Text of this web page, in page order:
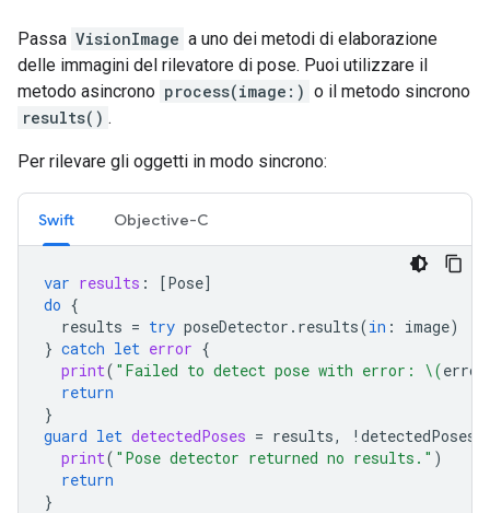
Passa VisionImage a uno dei metodi di elaborazione
delle immagini del rilevatore di pose. Puoi utilizzare il
metodo asincrono process(image:) o il metodo sincrono
results() .
Per rilevare gli oggetti in modo sincrono:
Swift Objective-C
var results : [Pose]
do {
results = try poseDetector . results(in : image)
} catch let error {
print( "Failed to detect pose with error: \(error
return
}
guard let detectedPoses = results, ! detectedPoses
print( "Pose detector returned no results." )
return
}